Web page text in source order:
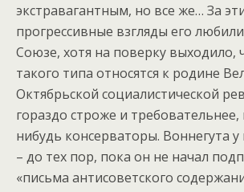
экстравагантным, но все же… За
прогрессивные взгляды его
Союзе, хотя на поверку выходило,
такого типа относятся к родине
Октябрьской социалистической
гораздо строже и
нибудь консерваторы. Воннегута у
– до тех пор, пока он не начал
«письма антисоветского